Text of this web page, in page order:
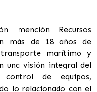
mención Recursos
más de 18 años de
marítimo y
una visión integral del
control de equipos,
lo relacionado con el